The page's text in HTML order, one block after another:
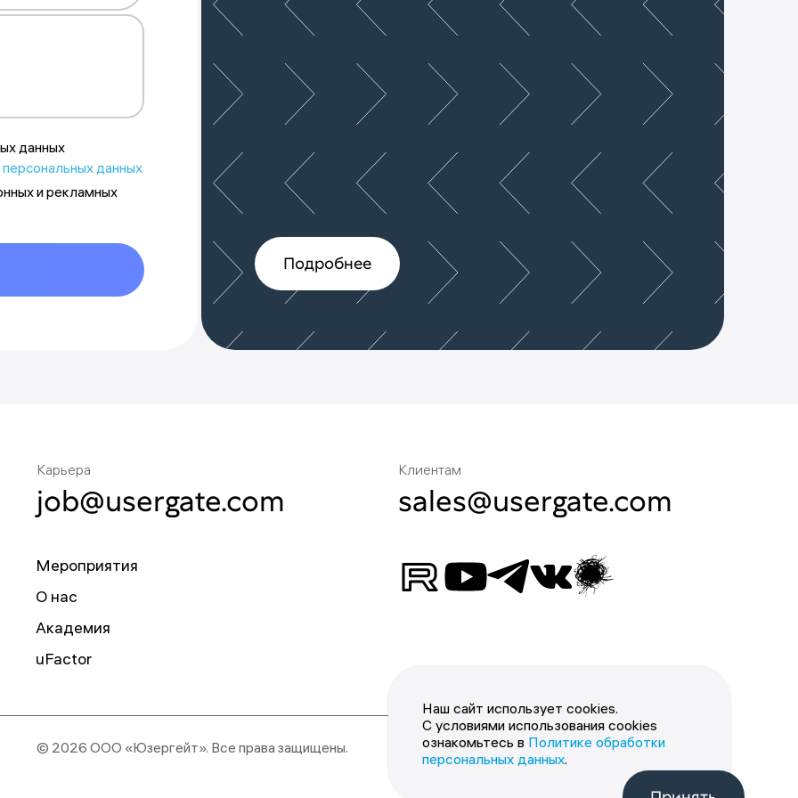
данных
данных
и рекламных
раз
Подробнее
Карьера
job@usergate.com
Клиентам
sales@usergate.com
Мероприятия
О нас
Академия
uFactor
© 2026 ООО «Юзергейт». Все права защищены.
Наш сайт использует cookies.
С условиями использования cookies
ознакомьтесь в Политике обработки
персональных данных.